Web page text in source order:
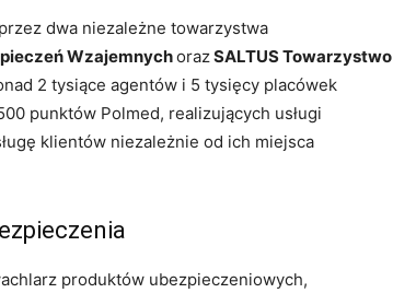
dwa niezależne towarzystwa
WzajemnychorazSALTUS Towarzystwo
2 tysiące agentów i 5 tysięcy placówek
punktów Polmed, realizujących usługi
klientów niezależnie od ich miejsca
produktów ubezpieczeniowych,